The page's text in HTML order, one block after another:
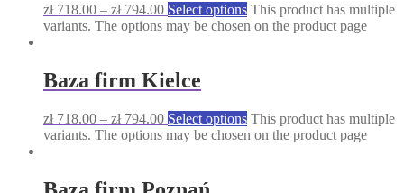
zł718.00 – zł794.00 Select options This product has multiple
variants. The options may be chosen on the product page
Baza firm Kielce
zł718.00 – zł794.00 Select options This product has multiple
variants. The options may be chosen on the product page